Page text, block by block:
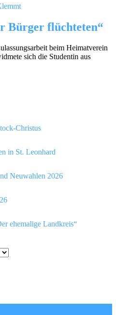
Bürger flüchteten“
beim Heimatverein
sich die Studentin aus
Christus
in St. Leonhard
Neuwahlen 2026
ehemalige Landkreis“